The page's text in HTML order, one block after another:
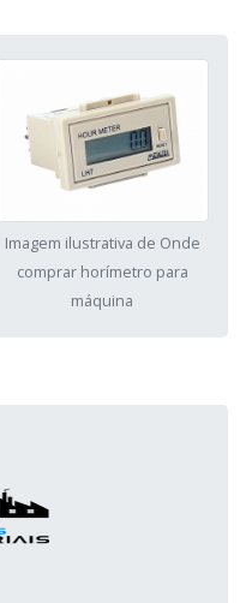
Imagem ilustrativa de Onde
comprar horímetro para
máquina